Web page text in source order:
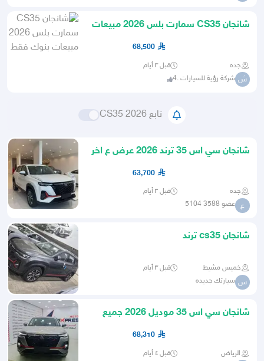
شانجان CS35 سمارت بلس 2026 مبيعات
68,500
جده قبل ٣ أيام
ش شركة رؤية للسيارات .4
تابع CS35 2026
شانجان سي اس 35 ترند 2026 عرض ع اخر
63,700
جده قبل ٣ أيام
ع عضو 3588 5104
شانجان cs35 ترند
خميس مشيط قبل ٣ أيام
س سيارتك جديده
شانجان سي اس 35 موديل 2026 جميع
68,310
الرياض قبل ٤ أيام